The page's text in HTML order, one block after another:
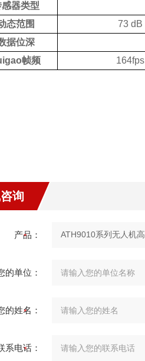
感器类型
态范围
73 dB
据位深
帧频 164fps
询
产品：
的单位：
的姓名：
系电话：